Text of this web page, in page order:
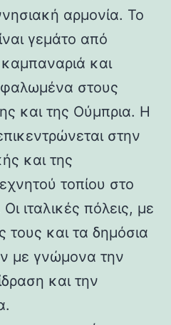
αρμονία. Το
γεμάτο από
καμπαναριά και
στους
και της Ούμπρια. Η
στην
και της
τοπίου στο
ιταλικές πόλεις, με
τους και τα δημόσια
με γνώμονα την
και την